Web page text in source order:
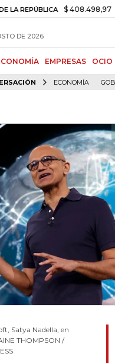
$ 408.498,97 +$
DE 2026
EMPRESAS OCIO
ECONOMÍA
Satya Nadella, en
THOMPSON /